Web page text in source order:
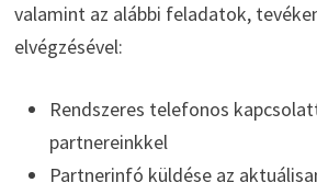
valamint az alábbi feladatok,
elvégzésével:
Rendszeres telefonos
partnereinkkel
Partnerinfó küldése az